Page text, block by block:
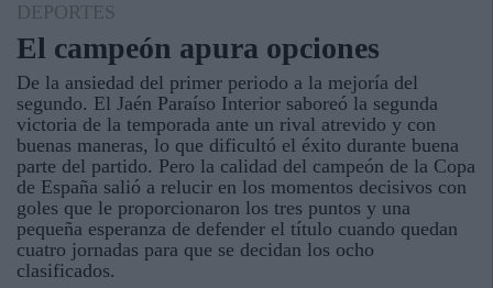
DEPORTES
El campeón apura opciones
De la ansiedad del primer periodo a la mejoría del
segundo. El Jaén Paraíso Interior saboreó la segunda
victoria de la temporada ante un rival atrevido y con
buenas maneras, lo que dificultó el éxito durante buena
parte del partido. Pero la calidad del campeón de la Copa
de España salió a relucir en los momentos decisivos con
goles que le proporcionaron los tres puntos y una
pequeña esperanza de defender el título cuando quedan
cuatro jornadas para que se decidan los ocho
clasificados.